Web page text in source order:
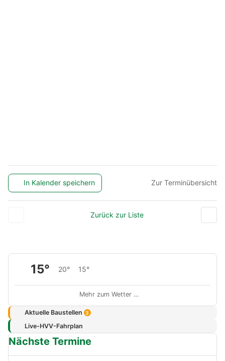
In Kalender speichern Zur Terminübersicht
Zurück zur Liste
15° 20° 15°
Mehr zum Wetter …
Aktuelle Baustellen 3
Live-HVV-Fahrplan
Nächste Termine